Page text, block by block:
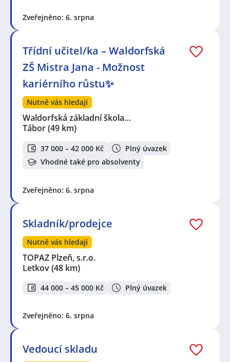
Zveřejněno: 6. srpna
Třídní učitel/ka – Waldorfská
ZŠ Mistra Jana - Možnost
kariérního růstu✨
Nutně vás hledají
Waldorfská základní škola…
Tábor(49 km)
37 000 – 42 000 Kč
Plný úvazek
Vhodné také pro absolventy
Zveřejněno: 6. srpna
Skladník/prodejce
Nutně vás hledají
TOPAZ Plzeň, s.r.o.
Letkov(48 km)
44 000 – 45 000 Kč Plný úvazek
Zveřejněno: 6. srpna
Vedoucí skladu